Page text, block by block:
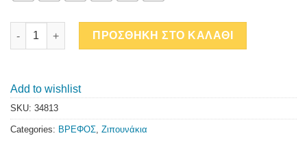
Ζιπουνάκια Μom's cute • Κοντό μανίκι quantity
ΠΡΟΣΘΗΚΗ ΣΤΟ ΚΑΛΑΘΙ
Add to wishlist
SKU: 34813
Categories: ΒΡΕΦΟΣ, Ζιπουνάκια